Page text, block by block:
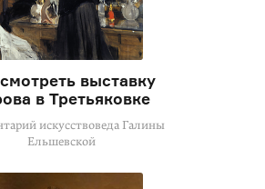
выставку
в Третьяковке
искусствоведа Галины
Ельшевской